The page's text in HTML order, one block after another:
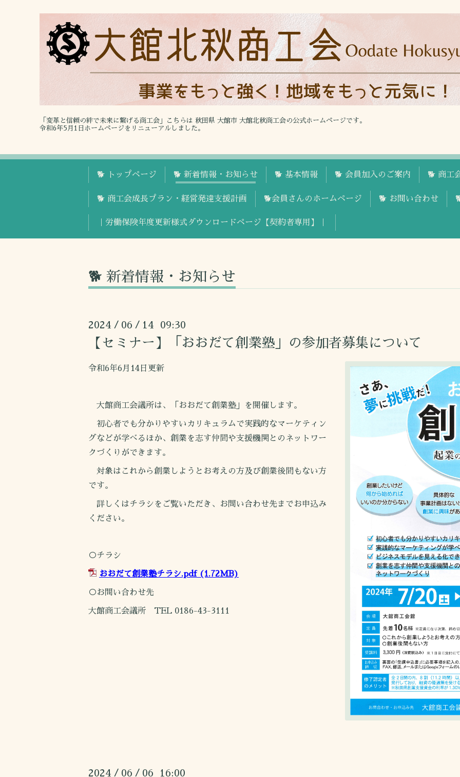
「変革と信頼の絆で未来に繋げる商工会」こちらは 秋田県 大館市 大館北秋商工会の公式ホームページです。
令和6年5月1日ホームページをリニューアルしました。
🐕 トップページ 🐕 新着情報・お知らせ 🐕 基本情報 🐕 会員加入のご案内 🐕 商工
🐕 商工会成長プラン・経営発達支援計画 🐕会員さんのホームページ 🐕 お問い合わせ
｜労働保険年度更新様式ダウンロードページ【契約者専用】｜
🐕 新着情報・お知らせ
2024 / 06 / 14 09:30
【セミナー】「おおだて創業塾」の参加者募集について
令和6年6月14日更新
大館商工会議所は、「おおだて創業塾」を開催します。
初心者でも分かりやすいカリキュラムで実践的なマーケティン
グなどが学べるほか、創業を志す仲間や支援機関とのネットワー
クづくりができます。
対象はこれから創業しようとお考えの方及び創業後間もない方
です。
詳しくはチラシをご覧いただき、お問い合わせ先までお申込み
ください。
○チラシ
おおだて創業塾チラシ.pdf(1.72MB)
○お問い合わせ先
大館商工会議所 TEL 0186-43-3111
2024 / 06 / 06 16:00